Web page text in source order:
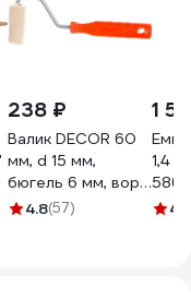
238 ₽
Валик DECOR 60
мм, d 15 мм,
бюгель 6 мм, ворс
5 мм, велюр, ручка
4.8(57)
1
1,4
4.7